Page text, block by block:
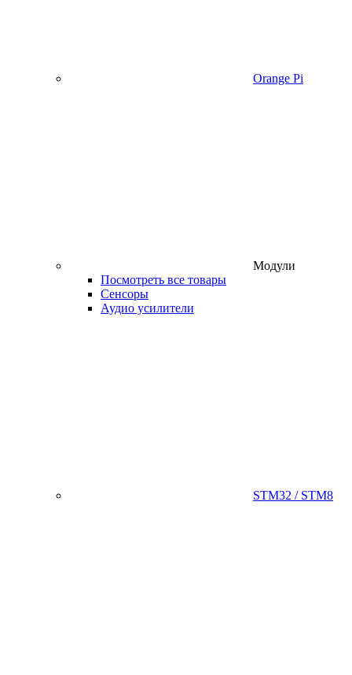
Orange Pi
Модули
Посмотреть все товары
Сенсоры
Аудио усилители
STM32 / STM8